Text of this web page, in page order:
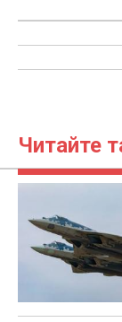
Читайте